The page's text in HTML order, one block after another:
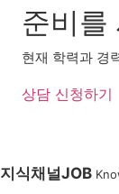
준비를
현재 학력과 경
상담 신청하기
지식채널JOB